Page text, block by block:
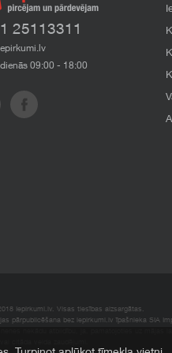
25113311
dienās 09:00 - 18:00
Iepirkumi.lv. Visas tiesības aizsargātas.
pārpublicēšana bez iepirkumi.lv īpašnieka SIA